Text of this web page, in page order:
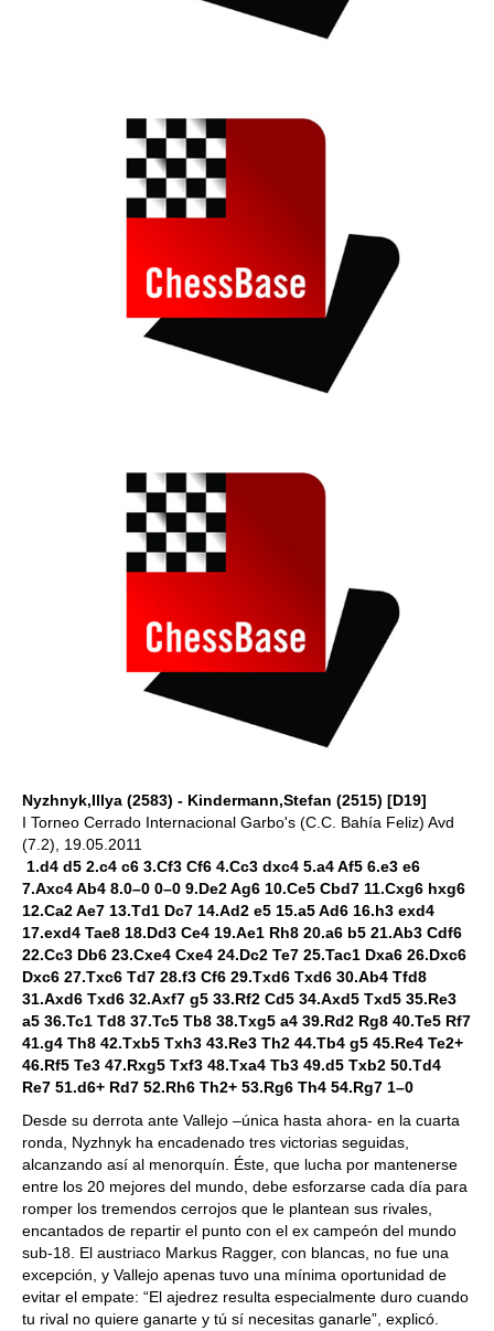
Nyzhnyk,Illya (2583) - Kindermann,Stefan (2515) [D19]
I Torneo Cerrado Internacional Garbo's (C.C. Bahía Feliz) Avd
(7.2), 19.05.2011
1.d4 d5 2.c4 c6 3.Cf3 Cf6 4.Cc3 dxc4 5.a4 Af5 6.e3 e6
7.Axc4 Ab4 8.0–0 0–0 9.De2 Ag6 10.Ce5 Cbd7 11.Cxg6 hxg6
12.Ca2 Ae7 13.Td1 Dc7 14.Ad2 e5 15.a5 Ad6 16.h3 exd4
17.exd4 Tae8 18.Dd3 Ce4 19.Ae1 Rh8 20.a6 b5 21.Ab3 Cdf6
22.Cc3 Db6 23.Cxe4 Cxe4 24.Dc2 Te7 25.Tac1 Dxa6 26.Dxc6
Dxc6 27.Txc6 Td7 28.f3 Cf6 29.Txd6 Txd6 30.Ab4 Tfd8
31.Axd6 Txd6 32.Axf7 g5 33.Rf2 Cd5 34.Axd5 Txd5 35.Re3
a5 36.Tc1 Td8 37.Tc5 Tb8 38.Txg5 a4 39.Rd2 Rg8 40.Te5 Rf7
41.g4 Th8 42.Txb5 Txh3 43.Re3 Th2 44.Tb4 g5 45.Re4 Te2+
46.Rf5 Te3 47.Rxg5 Txf3 48.Txa4 Tb3 49.d5 Txb2 50.Td4
Re7 51.d6+ Rd7 52.Rh6 Th2+ 53.Rg6 Th4 54.Rg7 1–0
Desde su derrota ante Vallejo –única hasta ahora- en la cuarta
ronda, Nyzhnyk ha encadenado tres victorias seguidas,
alcanzando así al menorquín. Éste, que lucha por mantenerse
entre los 20 mejores del mundo, debe esforzarse cada día para
romper los tremendos cerrojos que le plantean sus rivales,
encantados de repartir el punto con el ex campeón del mundo
sub-18. El austriaco Markus Ragger, con blancas, no fue una
excepción, y Vallejo apenas tuvo una mínima oportunidad de
evitar el empate: “El ajedrez resulta especialmente duro cuando
tu rival no quiere ganarte y tú sí necesitas ganarle”, explicó.